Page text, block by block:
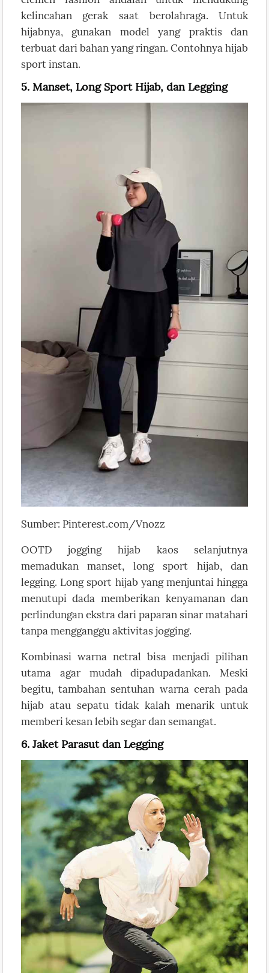
kelincahan gerak saat berolahraga. Untuk
hijabnya, gunakan model yang praktis dan
terbuat dari bahan yang ringan. Contohnya hijab
sport instan.
5. Manset, Long Sport Hijab, dan Legging
Sumber: Pinterest.com/Vnozz
OOTD jogging hijab kaos selanjutnya
memadukan manset, long sport hijab, dan
legging. Long sport hijab yang menjuntai hingga
menutupi dada memberikan kenyamanan dan
perlindungan ekstra dari paparan sinar matahari
tanpa mengganggu aktivitas jogging.
Kombinasi warna netral bisa menjadi pilihan
utama agar mudah dipadupadankan. Meski
begitu, tambahan sentuhan warna cerah pada
hijab atau sepatu tidak kalah menarik untuk
memberi kesan lebih segar dan semangat.
6. Jaket Parasut dan Legging